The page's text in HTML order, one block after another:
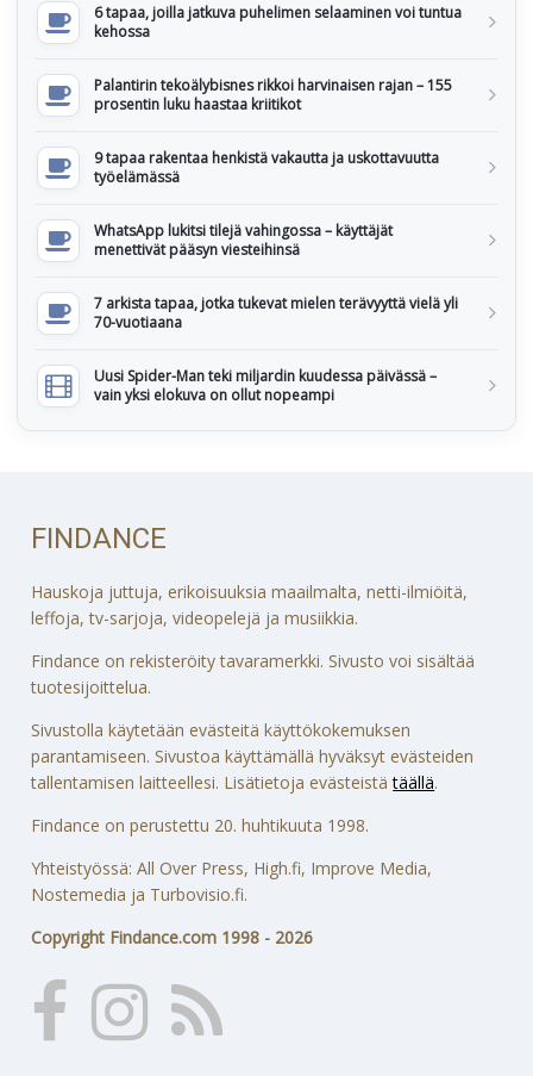
6 tapaa, joilla jatkuva puhelimen selaaminen voi tuntua
kehossa
Palantirin tekoälybisnes rikkoi harvinaisen rajan – 155
prosentin luku haastaa kriitikot
9 tapaa rakentaa henkistä vakautta ja uskottavuutta
työelämässä
WhatsApp lukitsi tilejä vahingossa – käyttäjät
menettivät pääsyn viesteihinsä
7 arkista tapaa, jotka tukevat mielen terävyyttä vielä yli
70-vuotiaana
Uusi Spider-Man teki miljardin kuudessa päivässä –
vain yksi elokuva on ollut nopeampi
FINDANCE
Hauskoja juttuja, erikoisuuksia maailmalta, netti-ilmiöitä,
leffoja, tv-sarjoja, videopelejä ja musiikkia.
Findance on rekisteröity tavaramerkki. Sivusto voi sisältää
tuotesijoittelua.
Sivustolla käytetään evästeitä käyttökokemuksen
parantamiseen. Sivustoa käyttämällä hyväksyt evästeiden
tallentamisen laitteellesi. Lisätietoja evästeistätäällä.
Findance on perustettu 20. huhtikuuta 1998.
Yhteistyössä: All Over Press, High.fi, Improve Media,
Nostemedia ja Turbovisio.fi.
Copyright Findance.com 1998 - 2026